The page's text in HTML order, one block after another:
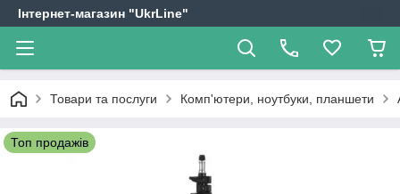
Інтернет-магазин "UkrLine"
Товари та послуги Комп'ютери, ноутбуки, планшети
Топ продажів